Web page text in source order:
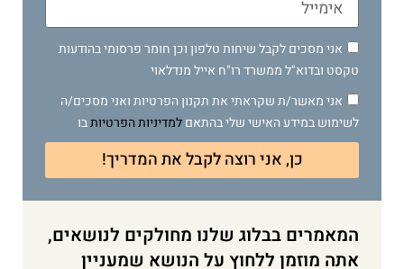
אני מסכים לקבל שיחות טלפון וכן חומר פרסומי בהודעות
טקסט ובדוא"ל ממשרד רו"ח אייל מנדלאוי
אני מאשר/ת שקראתי את תקנון הפרטיות ואני מסכים/ה
לשימוש במידע האישי שלי בהתאםלמדיניות הפרטיותבו
כן, אני רוצה לקבל את המדריך!
המאמרים בבלוג שלנו מחולקים לנושאים,
אתה מוזמן ללחוץ על הנושא שמעניין